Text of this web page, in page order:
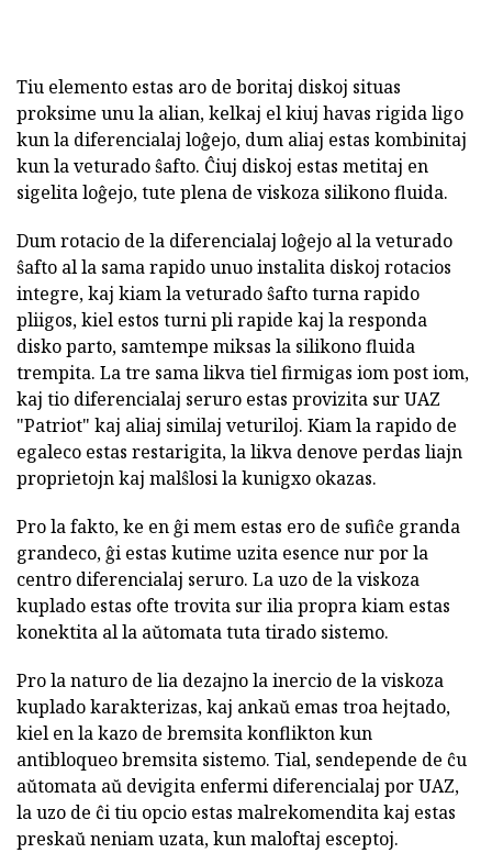
Tiu elemento estas aro de boritaj diskoj situas
proksime unu la alian, kelkaj el kiuj havas rigida ligo
kun la diferencialaj loĝejo, dum aliaj estas kombinitaj
kun la veturado ŝafto. Ĉiuj diskoj estas metitaj en
sigelita loĝejo, tute plena de viskoza silikono fluida.
Dum rotacio de la diferencialaj loĝejo al la veturado
ŝafto al la sama rapido unuo instalita diskoj rotacios
integre, kaj kiam la veturado ŝafto turna rapido
pliigos, kiel estos turni pli rapide kaj la responda
disko parto, samtempe miksas la silikono fluida
trempita. La tre sama likva tiel firmigas iom post iom,
kaj tio diferencialaj seruro estas provizita sur UAZ
"Patriot" kaj aliaj similaj veturiloj. Kiam la rapido de
egaleco estas restarigita, la likva denove perdas liajn
proprietojn kaj malŝlosi la kunigxo okazas.
Pro la fakto, ke en ĝi mem estas ero de sufiĉe granda
grandeco, ĝi estas kutime uzita esence nur por la
centro diferencialaj seruro. La uzo de la viskoza
kuplado estas ofte trovita sur ilia propra kiam estas
konektita al la aŭtomata tuta tirado sistemo.
Pro la naturo de lia dezajno la inercio de la viskoza
kuplado karakterizas, kaj ankaŭ emas troa hejtado,
kiel en la kazo de bremsita konflikton kun
antibloqueo bremsita sistemo. Tial, sendepende de ĉu
aŭtomata aŭ devigita enfermi diferencialaj por UAZ,
la uzo de ĉi tiu opcio estas malrekomendita kaj estas
preskaŭ neniam uzata, kun maloftaj esceptoj.